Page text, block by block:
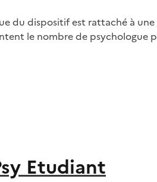
du dispositif est rattaché à
le nombre de psychologue
Etudiant